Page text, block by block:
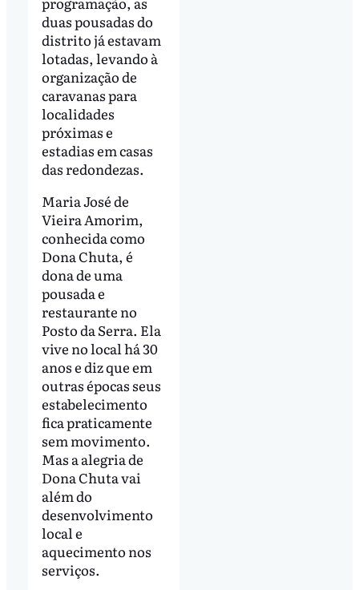
duas pousadas do
distrito já estavam
lotadas, levando à
organização de
caravanas para
localidades
próximas e
estadias em casas
das redondezas.
Maria José de
Vieira Amorim,
conhecida como
Dona Chuta, é
dona de uma
pousada e
restaurante no
Posto da Serra. Ela
vive no local há 30
anos e diz que em
outras épocas seus
estabelecimento
fica praticamente
sem movimento.
Mas a alegria de
Dona Chuta vai
além do
desenvolvimento
local e
aquecimento nos
serviços.